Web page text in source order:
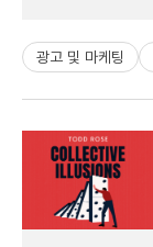
광고 및 마케팅